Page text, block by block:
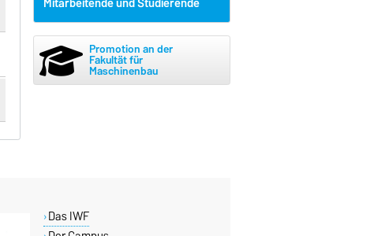
Promotion an der
Fakultät für
Maschinenbau
Das IWF